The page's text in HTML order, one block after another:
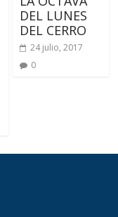
DEL LUNES
DEL CERRO
24 julio, 2017
0